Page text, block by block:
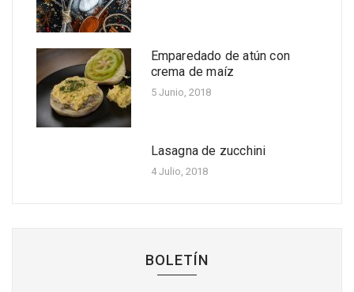
Emparedado de atún con
crema de maíz
5 Junio, 2018
Lasagna de zucchini
4 Julio, 2018
Oct 14, 2022
Receta fácil de ensalada de
Oct 06, 2022
BOLETÍN